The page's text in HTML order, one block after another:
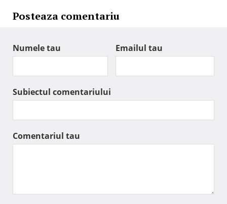
Posteaza comentariu
Numele tau Emailul tau
Subiectul comentariului
Comentariul tau